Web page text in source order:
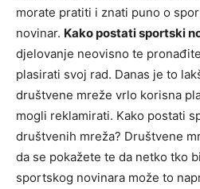
morate pratiti i znati puno o
novinar. Kako postati sportski
djelovanje neovisno te
plasirati svoj rad. Danas je to
društvene mreže vrlo korisna
mogli reklamirati. Kako postati
društvenih mreža? Društvene
da se pokažete te da netko tko
sportskog novinara može to